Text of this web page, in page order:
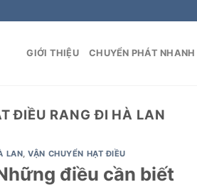
GIỚI THIỆU CHUYỂN PHÁT NHANH
ĐIỀU RANG ĐI HÀ LAN
LAN,VẬN CHUYỂN HẠT ĐIỀU
điều cần biết